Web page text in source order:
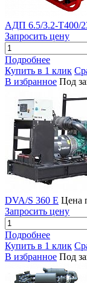
АДП 6.5/3.2-Т400/
Запросить цену
Подробнее
Купить в 1 клик
В избранное Под
DVA/S 360 E Цена
Запросить цену
Подробнее
Купить в 1 клик
В избранное Под